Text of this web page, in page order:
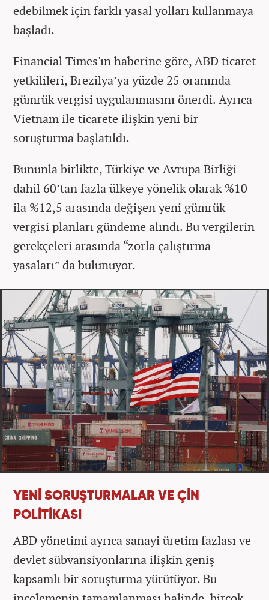
edebilmek için farklı yasal yolları kullanmaya
başladı.
Financial Times'ın haberine göre, ABD ticaret
yetkilileri, Brezilya’ya yüzde 25 oranında
gümrük vergisi uygulanmasını önerdi. Ayrıca
Vietnam ile ticarete ilişkin yeni bir
soruşturma başlatıldı.
Bununla birlikte, Türkiye ve Avrupa Birliği
dahil 60’tan fazla ülkeye yönelik olarak %10
ila %12,5 arasında değişen yeni gümrük
vergisi planları gündeme alındı. Bu vergilerin
gerekçeleri arasında “zorla çalıştırma
yasaları” da bulunuyor.
YENİ SORUŞTURMALAR VE ÇİN
POLİTİKASI
ABD yönetimi ayrıca sanayi üretim fazlası ve
devlet sübvansiyonlarına ilişkin geniş
kapsamlı bir soruşturma yürütüyor. Bu